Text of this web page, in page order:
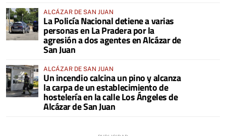
ALCÁZAR DE SAN JUAN
La Policía Nacional detiene a varias
personas en La Pradera por la
agresión a dos agentes en Alcázar de
San Juan
ALCÁZAR DE SAN JUAN
Un incendio calcina un pino y alcanza
la carpa de un establecimiento de
hostelería en la calle Los Ángeles de
Alcázar de San Juan